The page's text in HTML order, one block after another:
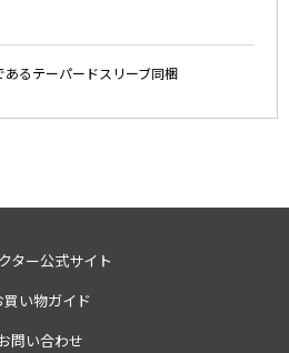
あるテーパードスリーブ同梱
ター公式サイト
買い物ガイド
問い合わせ